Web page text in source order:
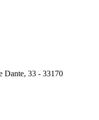
Dante, 33 - 33170